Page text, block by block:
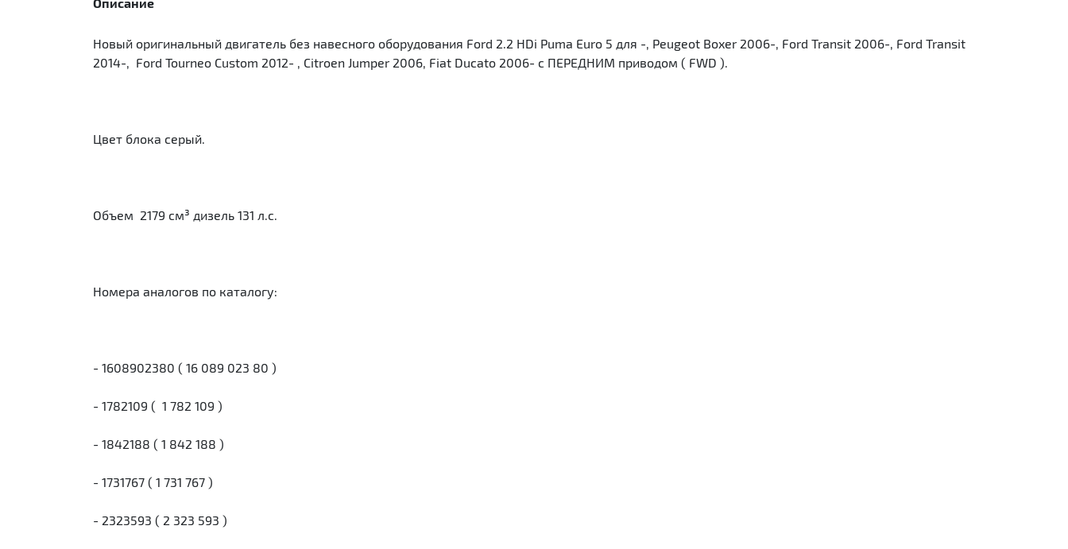
Новый оригинальный двигатель без навесного оборудования Ford 2.2 HDi Puma Euro 5 для -, Peugeot Boxer 2006-, Ford Transit 2006-, Ford Transit
2014-, Ford Tourneo Custom 2012- , Citroen Jumper 2006, Fiat Ducato 2006- с ПЕРЕДНИМ приводом ( FWD ).
Цвет блока серый.
Объем 2179 см³ дизель 131 л.с.
Номера аналогов по каталогу:
- 1608902380 ( 16 089 023 80 )
- 1782109 ( 1 782 109 )
- 1842188 ( 1 842 188 )
- 1731767 ( 1 731 767 )
- 2323593 ( 2 323 593 )